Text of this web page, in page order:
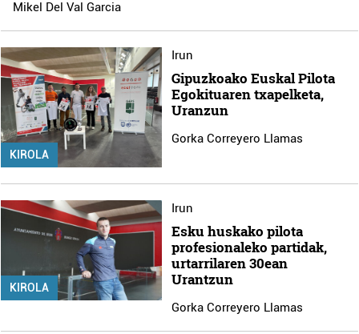
Mikel Del Val Garcia
KIROLA
Irun
Gipuzkoako Euskal Pilota
Egokituaren txapelketa,
Uranzun
Gorka Correyero Llamas
KIROLA
Irun
Esku huskako pilota
profesionaleko partidak,
urtarrilaren 30ean
Urantzun
Gorka Correyero Llamas